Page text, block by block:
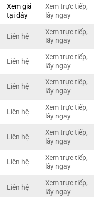
Xem giá
tại đây
Xem trực tiếp,
lấy ngay
Liên hệ
Xem trực tiếp,
lấy ngay
Liên hệ
Xem trực tiếp,
lấy ngay
Liên hệ
Xem trực tiếp,
lấy ngay
Liên hệ
Xem trực tiếp,
lấy ngay
Liên hệ
Xem trực tiếp,
lấy ngay
Liên hệ
Xem trực tiếp,
lấy ngay
Liên hệ
Xem trực tiếp,
lấy ngay